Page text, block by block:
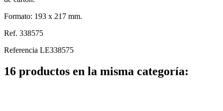
Formato: 193 x 217 mm.
Ref. 338575
Referencia LE338575
16 productos en la misma categoría: